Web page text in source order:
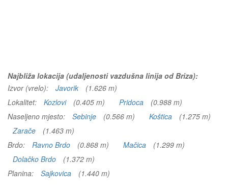
Najbliža lokacija (udaljenosti vazdušna linija od Briza):
Izvor (vrelo):
Javorik
(1.626 m)
Lokalitet:
Kozlovi (0.405 m) Pridoca
(0.988 m)
Naseljeno mjesto:
Sebinje (0.566 m) Koštica
(1.275 m)
Zarače
(1.463 m)
Brdo:
Ravno Brdo (0.868 m) Mačica
(1.299 m)
Dolačko Brdo
(1.372 m)
Planina:
Sajkovica (1.440 m)